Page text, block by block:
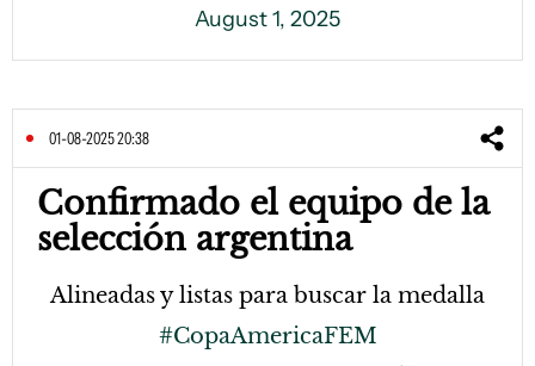
August 1, 2025
01-08-2025 20:38
Confirmado el equipo de la
selección argentina
Alineadas y listas para buscar la medalla
#CopaAmericaFEM